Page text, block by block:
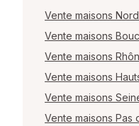
Vente maisons
Vente maisons
Vente maisons
Vente maisons
Vente maisons
Vente maisons Pas